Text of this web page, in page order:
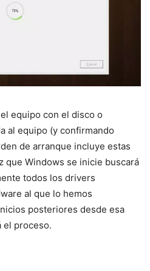
equipo con el disco o
al equipo (y confirmando
de arranque incluye estas
que Windows se inicie buscará
todos los drivers
al que lo hemos
posteriores desde esa
el proceso.